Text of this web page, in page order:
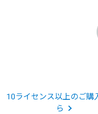
10ライセンス以上のご購
ら